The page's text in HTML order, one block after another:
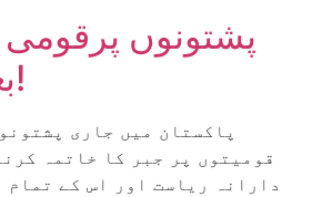
پشتونوں
بغاوت کا آغاز!
پاکستان میں جاری
قومیتوں پر جبر کا خاتمہ
دارانہ ریاست اور اس کے تمام